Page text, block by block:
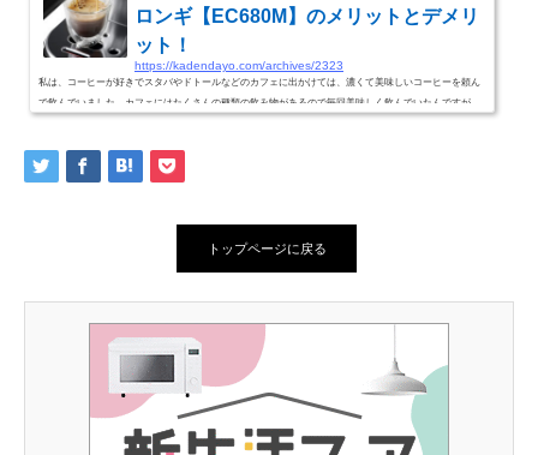
ロンギ【EC680M】のメリットとデメリ
ット！
https://kadendayo.com/archives/2323
私は、コーヒーが好きでスタバやドトールなどのカフェに出かけては、濃くて美味しいコーヒーを頼ん
で飲んでいました。カフェにはたくさんの種類の飲み物があるので毎回美味しく飲んでいたんですが、
安くはないですが買えないほど高いわけではなかったこともあって購入することにしました。デロンギ
【EC680M】を購入したきっかけ家庭用の...
トップページに戻る